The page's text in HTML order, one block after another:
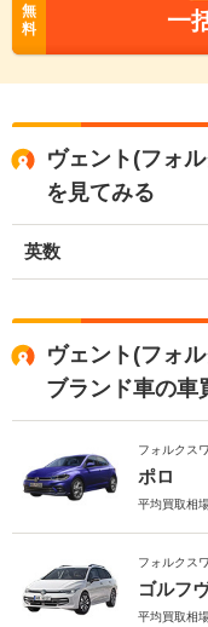
無
料
一
ヴェント(フォ
を見てみる
英数
ヴェント(フォ
ブランド車の車
フォルクス
ポロ
平均買取相
フォルクス
ゴルフ
平均買取相